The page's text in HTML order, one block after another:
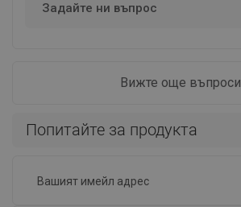
Задайте ни въпрос
Вижте още въпроси
Попитайте за продукта